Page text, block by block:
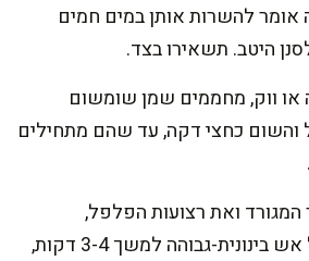
אומר להשרות אותן במים חמים
היטב. תשאירו בצד.
או ווק, מחממים שמן שומשום
והשום כחצי דקה, עד שהם מתחילים
המגורד ואת רצועות הפלפל,
ומערבבים יחד על אש בינונית-גבוהה למשך 3-4 דקות,